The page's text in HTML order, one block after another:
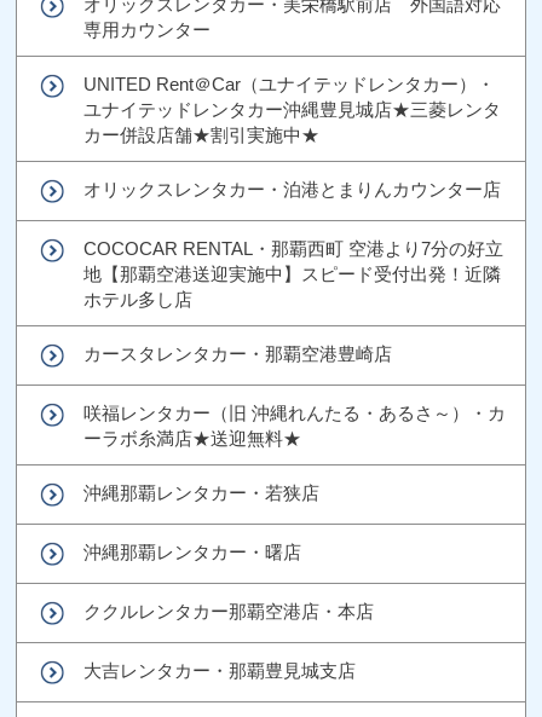
オリックスレンタカー・美栄橋駅前店 外国語対応
専用カウンター
UNITED Rent＠Car（ユナイテッドレンタカー）・
ユナイテッドレンタカー沖縄豊見城店★三菱レンタ
カー併設店舗★割引実施中★
オリックスレンタカー・泊港とまりんカウンター店
COCOCAR RENTAL・那覇西町 空港より7分の好立
地【那覇空港送迎実施中】スピード受付出発！近隣
ホテル多し店
カースタレンタカー・那覇空港豊崎店
咲福レンタカー（旧 沖縄れんたる・あるさ～）・カ
ーラボ糸満店★送迎無料★
沖縄那覇レンタカー・若狭店
沖縄那覇レンタカー・曙店
ククルレンタカー那覇空港店・本店
大吉レンタカー・那覇豊見城支店